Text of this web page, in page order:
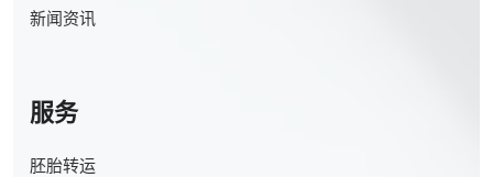
新闻资讯
服务
胚胎转运